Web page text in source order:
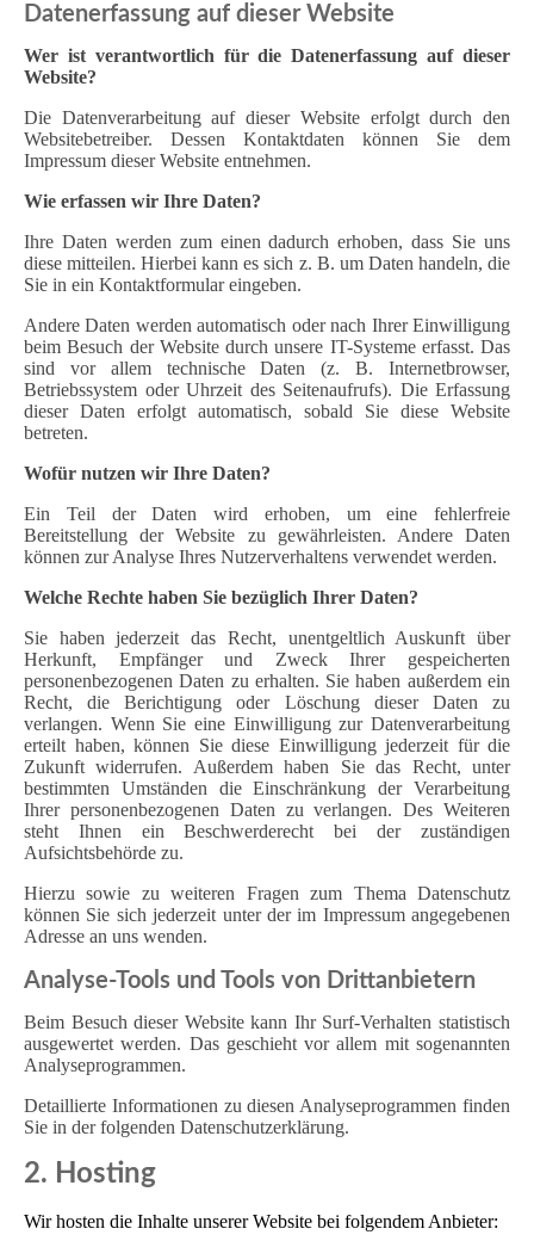
Datenerfassung auf dieser Website
Wer ist verantwortlich für die Datenerfassung auf dieser
Website?
Die Datenverarbeitung auf dieser Website erfolgt durch den
Websitebetreiber. Dessen Kontaktdaten können Sie dem
Impressum dieser Website entnehmen.
Wie erfassen wir Ihre Daten?
Ihre Daten werden zum einen dadurch erhoben, dass Sie uns
diese mitteilen. Hierbei kann es sich z. B. um Daten handeln, die
Sie in ein Kontaktformular eingeben.
Andere Daten werden automatisch oder nach Ihrer Einwilligung
beim Besuch der Website durch unsere IT-Systeme erfasst. Das
sind vor allem technische Daten (z. B. Internetbrowser,
Betriebssystem oder Uhrzeit des Seitenaufrufs). Die Erfassung
dieser Daten erfolgt automatisch, sobald Sie diese Website
betreten.
Wofür nutzen wir Ihre Daten?
Ein Teil der Daten wird erhoben, um eine fehlerfreie
Bereitstellung der Website zu gewährleisten. Andere Daten
können zur Analyse Ihres Nutzerverhaltens verwendet werden.
Welche Rechte haben Sie bezüglich Ihrer Daten?
Sie haben jederzeit das Recht, unentgeltlich Auskunft über
Herkunft, Empfänger und Zweck Ihrer gespeicherten
personenbezogenen Daten zu erhalten. Sie haben außerdem ein
Recht, die Berichtigung oder Löschung dieser Daten zu
verlangen. Wenn Sie eine Einwilligung zur Datenverarbeitung
erteilt haben, können Sie diese Einwilligung jederzeit für die
Zukunft widerrufen. Außerdem haben Sie das Recht, unter
bestimmten Umständen die Einschränkung der Verarbeitung
Ihrer personenbezogenen Daten zu verlangen. Des Weiteren
steht Ihnen ein Beschwerderecht bei der zuständigen
Aufsichtsbehörde zu.
Hierzu sowie zu weiteren Fragen zum Thema Datenschutz
können Sie sich jederzeit unter der im Impressum angegebenen
Adresse an uns wenden.
Analyse-Tools und Tools von Dritt­anbietern
Beim Besuch dieser Website kann Ihr Surf-Verhalten statistisch
ausgewertet werden. Das geschieht vor allem mit sogenannten
Analyseprogrammen.
Detaillierte Informationen zu diesen Analyseprogrammen finden
Sie in der folgenden Datenschutzerklärung.
2. Hosting
Wir hosten die Inhalte unserer Website bei folgendem Anbieter: